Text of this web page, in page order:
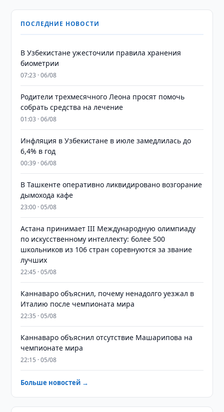
ПОСЛЕДНИЕ НОВОСТИ
В Узбекистане ужесточили правила хранения
биометрии
07:23 · 06/08
Родители трехмесячного Леона просят помочь
собрать средства на лечение
01:03 · 06/08
Инфляция в Узбекистане в июле замедлилась до
6,4% в год
00:39 · 06/08
В Ташкенте оперативно ликвидировано возгорание
дымохода кафе
23:00 · 05/08
Астана принимает III Международную олимпиаду
по искусственному интеллекту: более 500
школьников из 106 стран соревнуются за звание
лучших
22:45 · 05/08
Каннаваро объяснил, почему ненадолго уезжал в
Италию после чемпионата мира
22:35 · 05/08
Каннаваро объяснил отсутствие Машарипова на
чемпионате мира
22:15 · 05/08
Больше новостей →